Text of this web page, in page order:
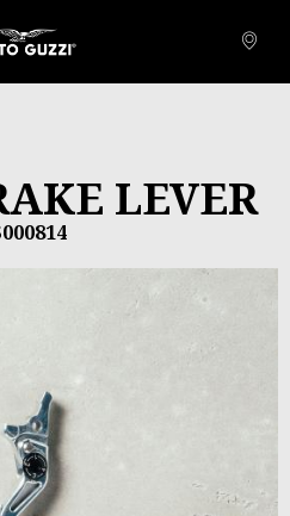
Skip to content
LEVER